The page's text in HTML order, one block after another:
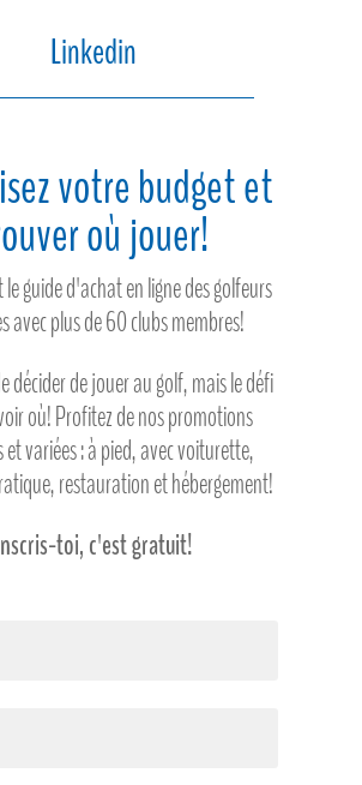
Linkedin
votre budget et
où jouer!
le guide d'achat en ligne des golfeurs
avec plus de 60 clubs membres!
décider de jouer au golf, mais le défi
où! Profitez de nos promotions
et variées : à pied, avec voiturette,
restauration et hébergement!
toi, c'est gratuit!